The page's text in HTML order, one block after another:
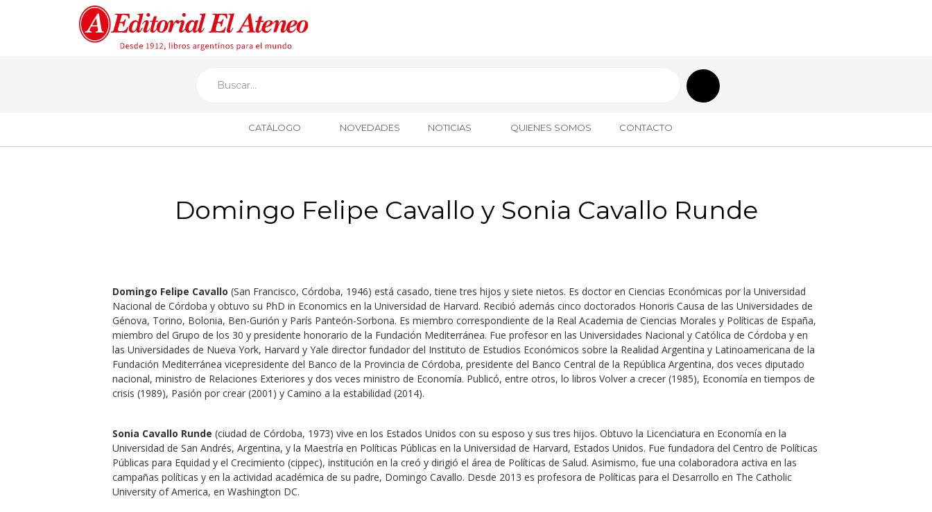
CATÁLOGO NOVEDADES NOTICIAS QUIENES SOMOS CONTACTO
Domingo Felipe Cavallo y Sonia Cavallo Runde
Domingo Felipe Cavallo (San Francisco, Córdoba, 1946) está casado, tiene tres hijos y siete nietos. Es doctor en Ciencias Económicas por la Universidad
Nacional de Córdoba y obtuvo su PhD in Economics en la Universidad de Harvard. Recibió además cinco doctorados Honoris Causa de las Universidades de
Génova, Torino, Bolonia, Ben-Gurión y París Panteón-Sorbona. Es miembro correspondiente de la Real Academia de Ciencias Morales y Políticas de España,
miembro del Grupo de los 30 y presidente honorario de la Fundación Mediterránea. Fue profesor en las Universidades Nacional y Católica de Córdoba y en
las Universidades de Nueva York, Harvard y Yale director fundador del Instituto de Estudios Económicos sobre la Realidad Argentina y Latinoamericana de la
Fundación Mediterránea vicepresidente del Banco de la Provincia de Córdoba, presidente del Banco Central de la República Argentina, dos veces diputado
nacional, ministro de Relaciones Exteriores y dos veces ministro de Economía. Publicó, entre otros, lo libros Volver a crecer (1985), Economía en tiempos de
crisis (1989), Pasión por crear (2001) y Camino a la estabilidad (2014).
Sonia Cavallo Runde (ciudad de Córdoba, 1973) vive en los Estados Unidos con su esposo y sus tres hijos. Obtuvo la Licenciatura en Economía en la
Universidad de San Andrés, Argentina, y la Maestría en Políticas Públicas en la Universidad de Harvard, Estados Unidos. Fue fundadora del Centro de Políticas
Públicas para Equidad y el Crecimiento (cippec), institución en la creó y dirigió el área de Políticas de Salud. Asimismo, fue una colaboradora activa en las
campañas políticas y en la actividad académica de su padre, Domingo Cavallo. Desde 2013 es profesora de Políticas para el Desarrollo en The Catholic
University of America, en Washington DC.